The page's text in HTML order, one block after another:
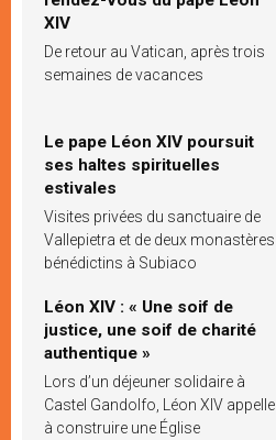
XIV
De retour au Vatican, après trois
semaines de vacances
Le pape Léon XIV poursuit
ses haltes spirituelles
estivales
Visites privées du sanctuaire de
Vallepietra et de deux monastères
bénédictins à Subiaco
Léon XIV : « Une soif de
justice, une soif de charité
authentique »
Lors d’un déjeuner solidaire à
Castel Gandolfo, Léon XIV appelle
à construire une Église